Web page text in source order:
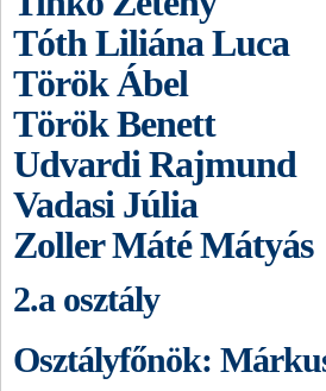
Tóth Liliána Luca
Török Ábel
Török Benett
Udvardi Rajmund
Vadasi Júlia
Zoller Máté Mátyás
2.a osztály
Osztályfőnök: